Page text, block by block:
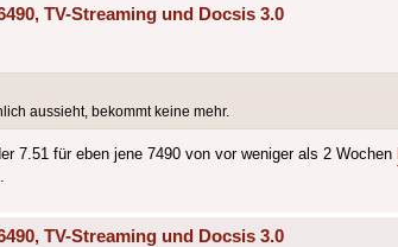
TV-Streaming und Docsis 3.0
aussieht, bekommt keine mehr.
7.51 für eben jene 7490 von vor weniger als 2 Wochen
TV-Streaming und Docsis 3.0